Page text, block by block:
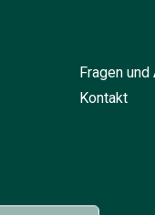
Fragen
Kontakt